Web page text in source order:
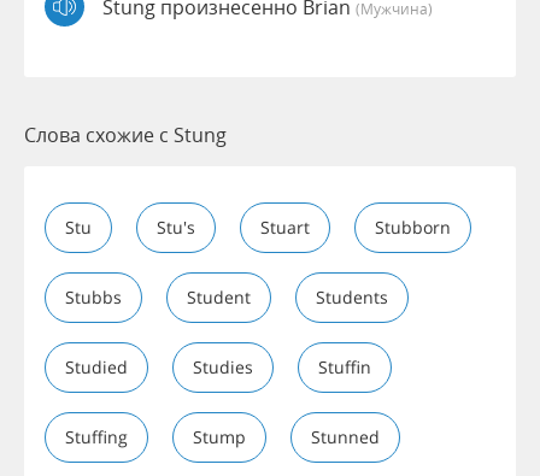
Stung произнесенно Brian (мужчина)
Слова схожие с Stung
Stu Stu's Stuart Stubborn
Stubbs Student Students
Studied Studies Stuffin
Stuffing Stump Stunned